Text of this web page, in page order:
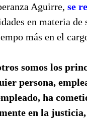
Aguirre, se
en materia
más en el
somos los
persona,
ha
en la